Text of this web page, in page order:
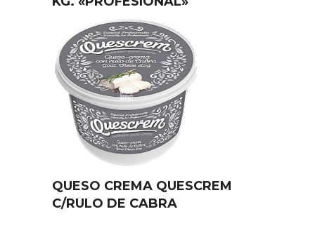
QUESO CREMA QUESCREM
C/RULO DE CABRA